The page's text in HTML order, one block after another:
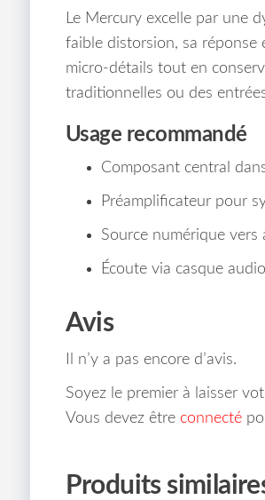
Le Mercury excelle par une
faible distorsion, sa
micro-détails tout en
traditionnelles ou des
Usage recommandé
Composant central
Préamplificateur pour
Source numérique vers
Écoute via casque
Avis
Il n’y a pas encore d’avis.
Soyez le premier à laisser
Vous devez être connecté
Produits